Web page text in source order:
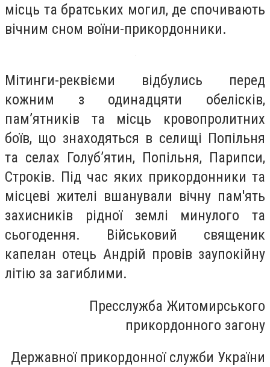
місць та братських могил, де спочивають
вічним сном воїни-прикордонники.
Мітинги-реквієми відбулись перед
кожним з одинадцяти обелісків,
пам’ятників та місць кровопролитних
боїв, що знаходяться в селищі Попільня
та селах Голуб’ятин, Попільня, Парипси,
Строків. Під час яких прикордонники та
місцеві жителі вшанували вічну пам'ять
захисників рідної землі минулого та
сьогодення. Військовий священик
капелан отець Андрій провів заупокійну
літію за загиблими.
Пресслужба Житомирського
прикордонного загону
Державної прикордонної служби України